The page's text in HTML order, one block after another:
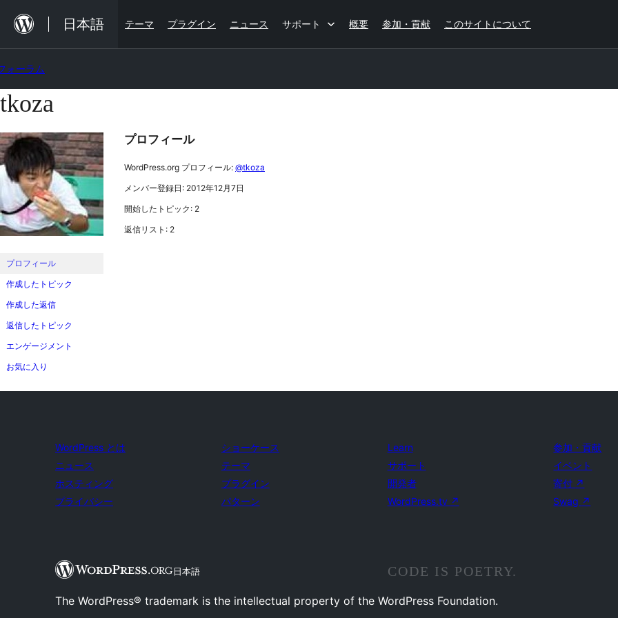
を
ス
キ
ッ
プ
日本語 テーマ プラグイン ニュース サポート 概要 参加・貢献 このサイトについて
ォーラム
コ
テ
ン
ツ
へ
ス
ッ
プ
tkoza
プロフィール
作成したトピック
作成した返信
返信したトピック
エンゲージメント
お気に入り
プロフィール
WordPress.org プロフィール: @tkoza
メンバー登録日: 2012年12月7日
開始したトピック: 2
返信リスト: 2
WordPress とは
ニュース
ホスティング
プライバシー
ショーケース
テーマ
プラグイン
パターン
Learn
サポート
開発者
WordPress.tv ↗
参加・貢献
イベント
寄付 ↗
Swag ↗
日本語 CODE IS POETRY.
The WordPress® trademark is the intellectual property of the WordPress Foundation.